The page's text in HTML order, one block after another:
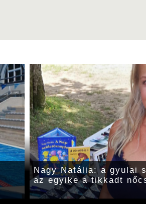
Nagy Natália: a gyulai
az egyike a tikkadt